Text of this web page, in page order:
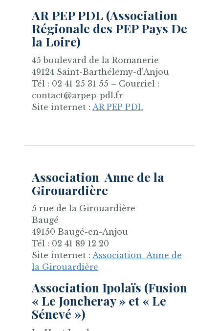
AR PEP PDL (Association
Régionale des PEP Pays De
la Loire)
45 boulevard de la Romanerie
49124 Saint-Barthélemy-d’Anjou
Tél : 02 41 25 31 55 – Courriel :
contact@arpep-pdl.fr
Site internet : AR PEP PDL
Association Anne de la
Girouardière
5 rue de la Girouardière
Baugé
49150 Baugé-en-Anjou
Tél : 02 41 89 12 20
Site internet : Association Anne de
la Girouardière
Association Ipolaïs (Fusion
« Le Joncheray » et « Le
Sénevé »)